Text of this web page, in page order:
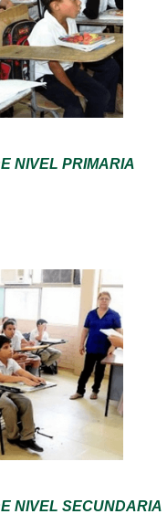
NIVEL PRIMARIA
NIVEL SECUNDARIA